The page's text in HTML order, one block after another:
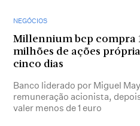
NEGÓCIOS
Millennium bcp compra
milhões de ações
cinco dias
Banco liderado por Miguel
remuneração acionista,
valer menos de 1 euro